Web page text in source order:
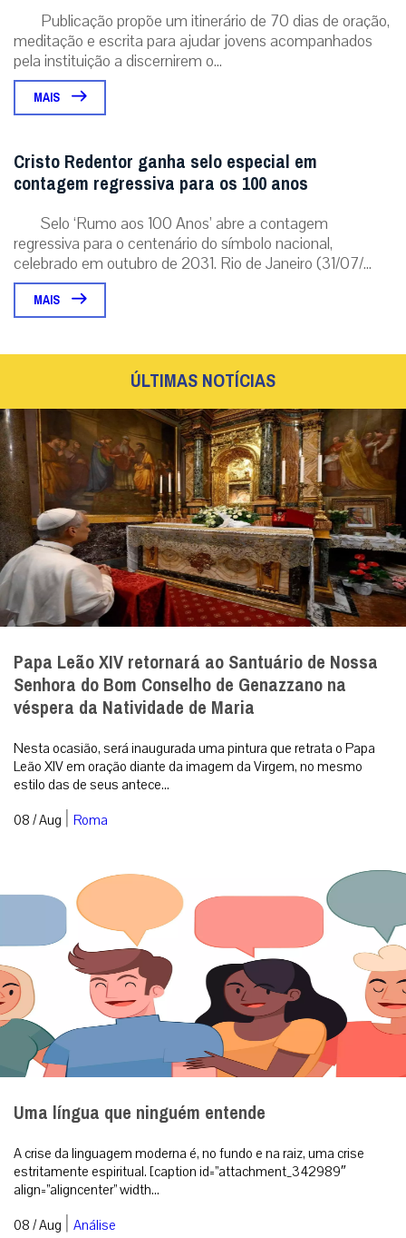
Publicação propõe um itinerário de 70 dias de oração,
meditação e escrita para ajudar jovens acompanhados
pela instituição a discernirem o...
MAIS
Cristo Redentor ganha selo especial em
contagem regressiva para os 100 anos
Selo ‘Rumo aos 100 Anos’ abre a contagem
regressiva para o centenário do símbolo nacional,
celebrado em outubro de 2031. Rio de Janeiro (31/07/...
MAIS
ÚLTIMAS NOTÍCIAS
Papa Leão XIV retornará ao Santuário de Nossa
Senhora do Bom Conselho de Genazzano na
véspera da Natividade de Maria
Nesta ocasião, será inaugurada uma pintura que retrata o Papa
Leão XIV em oração diante da imagem da Virgem, no mesmo
estilo das de seus antece...
08 / Aug | Roma
Uma língua que ninguém entende
A crise da linguagem moderna é, no fundo e na raiz, uma crise
estritamente espiritual. [caption id=”attachment_342989″
align=”aligncenter” width...
08 / Aug | Análise